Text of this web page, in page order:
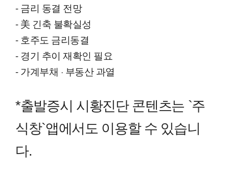
- 금리 동결 전망
- 美 긴축 불확실성
- 호주도 금리동결
- 경기 추이 재확인 필요
- 가계부채 · 부동산 과열
*출발증시 시황진단 콘텐츠는 `주
식창`앱에서도 이용할 수 있습니
다.